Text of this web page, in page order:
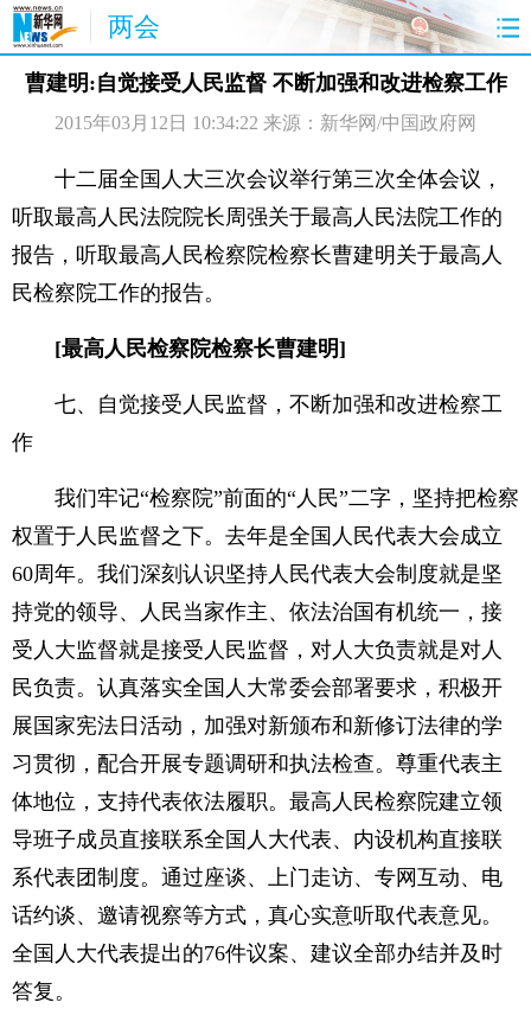
两会
首页 聚焦 最新报道 两会公告
视频 特稿 授权发布 直播
访谈 炫数据 图片 思客
曹建明:自觉接受人民监督 不断加强和改进检察工作
2015年03月12日 10:34:22 来源：新华网/中国政府网
十二届全国人大三次会议举行第三次全体会议，
听取最高人民法院院长周强关于最高人民法院工作的
报告，听取最高人民检察院检察长曹建明关于最高人
民检察院工作的报告。
[最高人民检察院检察长曹建明]
七、自觉接受人民监督，不断加强和改进检察工
作
我们牢记“检察院”前面的“人民”二字，坚持把检察
权置于人民监督之下。去年是全国人民代表大会成立
60周年。我们深刻认识坚持人民代表大会制度就是坚
持党的领导、人民当家作主、依法治国有机统一，接
受人大监督就是接受人民监督，对人大负责就是对人
民负责。认真落实全国人大常委会部署要求，积极开
展国家宪法日活动，加强对新颁布和新修订法律的学
习贯彻，配合开展专题调研和执法检查。尊重代表主
体地位，支持代表依法履职。最高人民检察院建立领
导班子成员直接联系全国人大代表、内设机构直接联
系代表团制度。通过座谈、上门走访、专网互动、电
话约谈、邀请视察等方式，真心实意听取代表意见。
全国人大代表提出的76件议案、建议全部办结并及时
答复。